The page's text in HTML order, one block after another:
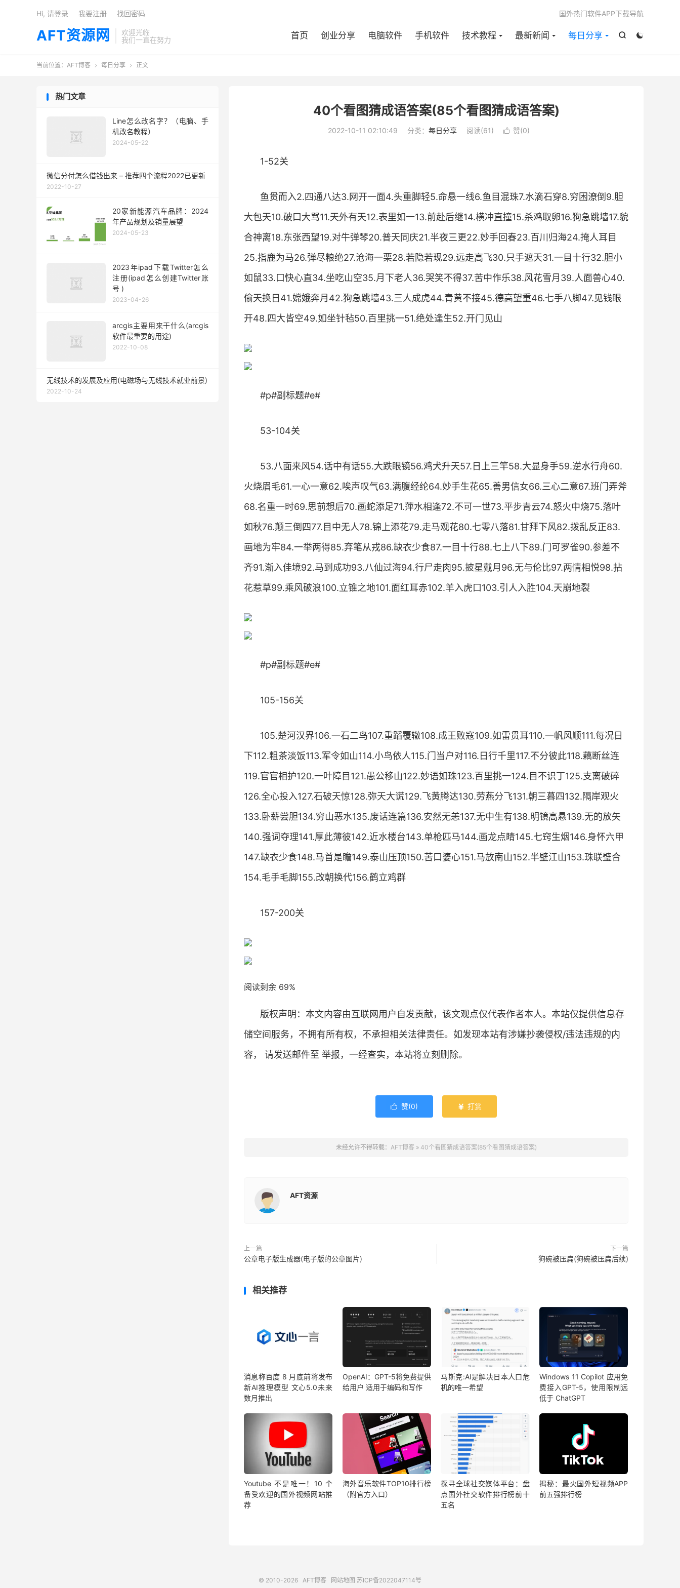
AFT资源网
欢迎光临
我们一直在努力


首页 创业分享 电脑软件 手机软件 技术教程 最新新闻 每日分享
国外热门软件APP下载导航
Hi, 请登录 我要注册 找回密码
当前位置： AFT博客  每日分享  正文
40个看图猜成语答案(85个看图猜成语答案)
2022-10-11 02:10:49 分类： 每日分享 阅读(61)  赞(0)
1-52关
鱼贯而入2.四通八达3.网开一面4.头重脚轻5.命悬一线6.鱼目混珠7.水滴石穿8.穷困潦倒9.胆
大包天10.破口大骂11.天外有天12.表里如一13.前赴后继14.横冲直撞15.杀鸡取卵16.狗急跳墙17.貌
合神离18.东张西望19.对牛弹琴20.普天同庆21.半夜三更22.妙手回春23.百川归海24.掩人耳目
25.指鹿为马26.弹尽粮绝27.沧海一栗28.若隐若现29.远走高飞30.只手遮天31.一目十行32.胆小
如鼠33.口快心直34.坐吃山空35.月下老人36.哭笑不得37.苦中作乐38.风花雪月39.人面兽心40.
偷天换日41.嫦娥奔月42.狗急跳墙43.三人成虎44.青黄不接45.德高望重46.七手八脚47.见钱眼
开48.四大皆空49.如坐针毡50.百里挑一51.绝处逢生52.开门见山
#p#副标题#e#
53-104关
53.八面来风54.话中有话55.大跌眼镜56.鸡犬升天57.日上三竿58.大显身手59.逆水行舟60.
火烧眉毛61.一心一意62.唉声叹气63.满腹经纶64.妙手生花65.善男信女66.三心二意67.班门弄斧
68.名重一时69.思前想后70.画蛇添足71.萍水相逢72.不可一世73.平步青云74.怒火中烧75.落叶
如秋76.颠三倒四77.目中无人78.锦上添花79.走马观花80.七零八落81.甘拜下风82.拨乱反正83.
画地为牢84.一举两得85.弃笔从戎86.缺衣少食87.一目十行88.七上八下89.门可罗雀90.参差不
齐91.渐入佳境92.马到成功93.八仙过海94.行尸走肉95.披星戴月96.无与伦比97.两情相悦98.拈
花惹草99.乘风破浪100.立锥之地101.面红耳赤102.羊入虎口103.引人入胜104.天崩地裂
#p#副标题#e#
105-156关
105.楚河汉界106.一石二鸟107.重蹈覆辙108.成王败寇109.如雷贯耳110.一帆风顺111.每况日
下112.粗茶淡饭113.军令如山114.小鸟依人115.门当户对116.日行千里117.不分彼此118.藕断丝连
119.官官相护120.一叶障目121.愚公移山122.妙语如珠123.百里挑一124.目不识丁125.支离破碎
126.全心投入127.石破天惊128.弥天大谎129.飞黄腾达130.劳燕分飞131.朝三暮四132.隔岸观火
133.卧薪尝胆134.穷山恶水135.废话连篇136.安然无恙137.无中生有138.明镜高悬139.无的放矢
140.强词夺理141.厚此薄彼142.近水楼台143.单枪匹马144.画龙点睛145.七窍生烟146.身怀六甲
147.缺衣少食148.马首是瞻149.泰山压顶150.苦口婆心151.马放南山152.半壁江山153.珠联璧合
154.毛手毛脚155.改朝换代156.鹤立鸡群
157-200关
阅读剩余 69%
版权声明：本文内容由互联网用户自发贡献，该文观点仅代表作者本人。本站仅提供信息存
储空间服务，不拥有所有权，不承担相关法律责任。如发现本站有涉嫌抄袭侵权/违法违规的内
容， 请发送邮件至 举报，一经查实，本站将立刻删除。
 赞(0)  打赏
未经允许不得转载： AFT博客 » 40个看图猜成语答案(85个看图猜成语答案)
AFT资源
上一篇
公章电子版生成器(电子版的公章图片)
下一篇
狗碗被压扁(狗碗被压扁后续)
相关推荐
消息称百度 8 月底前将发布
新AI推理模型 文心5.0未来
数月推出
OpenAI：GPT-5将免费提供
给用户 适用于编码和写作
马斯克:AI是解决日本人口危
机的唯一希望
Windows 11 Copilot 应用免
费接入GPT-5，使用限制远
低于 ChatGPT
Youtube 不是唯一！10 个
备受欢迎的国外视频网站推
荐
海外音乐软件TOP10排行榜
（附官方入口）
探寻全球社交媒体平台：盘
点国外社交软件排行榜前十
五名
揭秘：最火国外短视频APP
前五强排行榜
热门文章
Line怎么改名字？（电脑、手
机改名教程）
2024-05-22
微信分付怎么借钱出来 – 推荐四个流程2022已更新
2022-10-27
20家新能源汽车品牌：2024
年产品规划及销量展望
2024-05-23
2023年ipad下载Twitter怎么
注册(ipad怎么创建Twitter账
号 )
2023-04-26
arcgis主要用来干什么(arcgis
软件最重要的用途)
2022-10-08
无线技术的发展及应用(电磁场与无线技术就业前景)
2022-10-24
© 2010-2026 AFT博客 网站地图 苏ICP备2022047114号